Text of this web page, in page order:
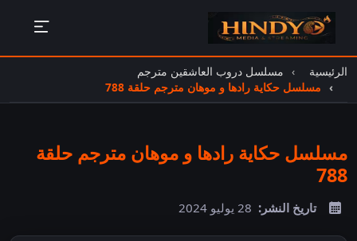
الرئيسية
مسلسل دروب العاشقين مترجم
مسلسل حكاية رادها و موهان مترجم حلقة 788
مسلسل حكاية رادها و موهان مترجم حلقة
788
تاريخ النشر: 28 يوليو 2024